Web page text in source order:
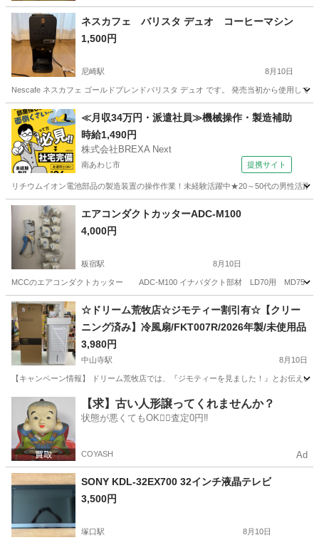
ネスカフェ バリスタ デュオ コーヒーマシン
1,500円
尼崎駅 8月10日
Nescafe ネスカフェ ゴールドブレンドバリスタ デュオ です。 発売当初から使用して
兵庫 尼崎市 尼崎駅 キッチン家電
≪月収34万円・派遣社員≫機械操作・製造補助
時給1,490円
株式会社BREXA Next
南あわじ市 提携サイト
リチウムイオン電池部品の製造装置の操作作業！未経験活躍中★20～50代の男性活
兵庫 南あわじ市 その他
エアコンダクトカッターADC-M100
4,000円
板宿駅 8月10日
MCCのエアコンダクトカッター ADC-M100 イナバダクト部材 LD70用 MD75
兵庫 神戸市 板宿駅 季節、空調家電
☆ドリーム荒牧店☆ジモティー割引有☆【クリー
ニング済み】冷風扇/FKT007R/2026年製/未使用品
3,980円
中山寺駅 8月10日
【キャンペーン情報】 ドリーム荒牧店では、『ジモティーを見ました！』とお伝え
伊丹市 中山寺駅 季節、空調家電 ドリーム
【求】古い人形譲ってくれませんか？
状態が悪くてもOK🙆‍♀️査定0円‼️
COYASH Ad
SONY KDL-32EX700 32インチ液晶テレビ
3,500円
塚口駅 8月10日